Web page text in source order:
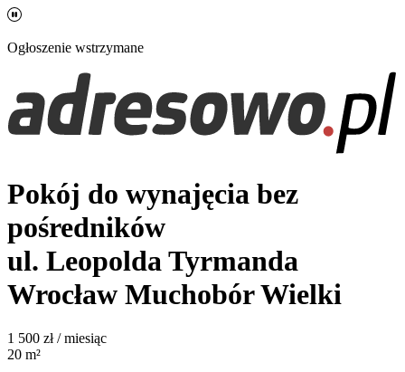
Ogłoszenie wstrzymane
Pokój do wynajęcia bez
pośredników
ul. Leopolda Tyrmanda
Wrocław Muchobór Wielki
1 500 zł / miesiąc
20 m²